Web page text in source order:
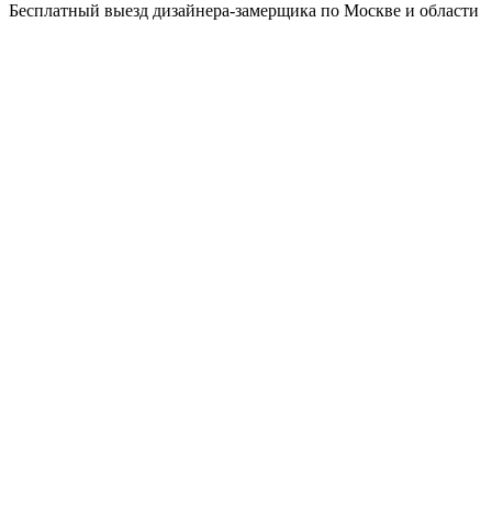
Бесплатный выезд дизайнера-замерщика по Москве и области